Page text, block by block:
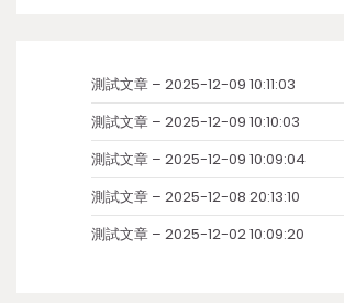
測試文章 – 2025-12-09 10:11:03
測試文章 – 2025-12-09 10:10:03
測試文章 – 2025-12-09 10:09:04
測試文章 – 2025-12-08 20:13:10
測試文章 – 2025-12-02 10:09:20